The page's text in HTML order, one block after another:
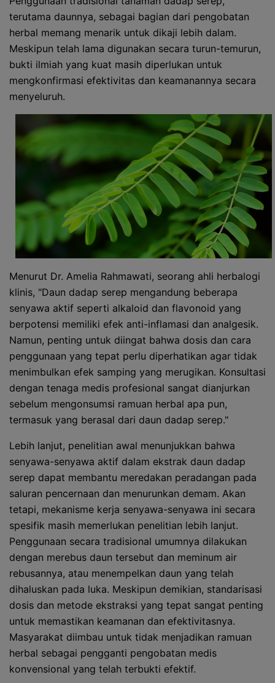
terutama daunnya, sebagai bagian dari pengobatan
herbal memang menarik untuk dikaji lebih dalam.
Meskipun telah lama digunakan secara turun-temurun,
bukti ilmiah yang kuat masih diperlukan untuk
mengkonfirmasi efektivitas dan keamanannya secara
menyeluruh.
Menurut Dr. Amelia Rahmawati, seorang ahli herbalogi
klinis, "Daun dadap serep mengandung beberapa
senyawa aktif seperti alkaloid dan flavonoid yang
berpotensi memiliki efek anti-inflamasi dan analgesik.
Namun, penting untuk diingat bahwa dosis dan cara
penggunaan yang tepat perlu diperhatikan agar tidak
menimbulkan efek samping yang merugikan. Konsultasi
dengan tenaga medis profesional sangat dianjurkan
sebelum mengonsumsi ramuan herbal apa pun,
termasuk yang berasal dari daun dadap serep."
Lebih lanjut, penelitian awal menunjukkan bahwa
senyawa-senyawa aktif dalam ekstrak daun dadap
serep dapat membantu meredakan peradangan pada
saluran pencernaan dan menurunkan demam. Akan
tetapi, mekanisme kerja senyawa-senyawa ini secara
spesifik masih memerlukan penelitian lebih lanjut.
Penggunaan secara tradisional umumnya dilakukan
dengan merebus daun tersebut dan meminum air
rebusannya, atau menempelkan daun yang telah
dihaluskan pada luka. Meskipun demikian, standarisasi
dosis dan metode ekstraksi yang tepat sangat penting
untuk memastikan keamanan dan efektivitasnya.
Masyarakat diimbau untuk tidak menjadikan ramuan
herbal sebagai pengganti pengobatan medis
konvensional yang telah terbukti efektif.